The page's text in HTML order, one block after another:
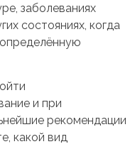
заболеваниях
состояниях, когда
и при
рекомендации
какой вид